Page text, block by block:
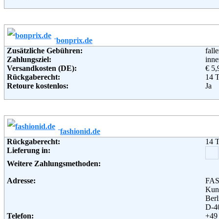
Weitere Zahlungsmethoden:
Telefon:
+49
Fax:
+49
Email:
bonprix.de
Zusätzliche Gebühren:
Zahlungsziel:
Versandkosten (DE):
€
Rückgaberecht:
14
Retoure kostenlos:
Ja
Weitere Zahlungsmethoden:
Telefon:
+49
Fax:
Email:
fashionid.de
Rückgaberecht:
14
Lieferung in:
Weitere Zahlungsmethoden:
Adresse:
D-
Telefon:
+49